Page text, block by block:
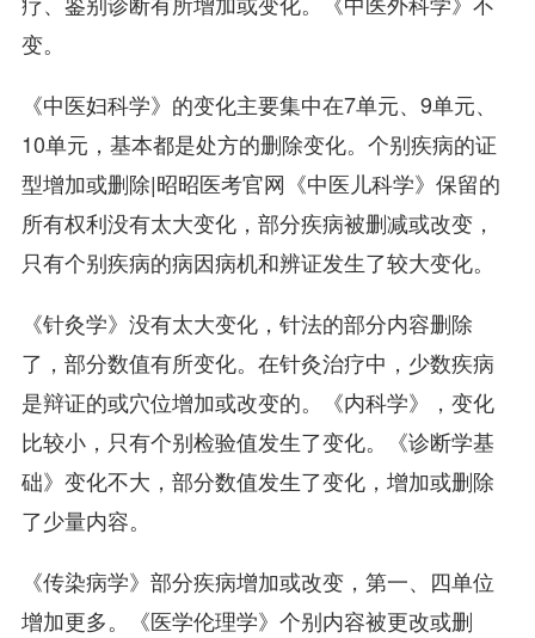
变。
《中医妇科学》的变化主要集中在7单元、9单元、
10单元，基本都是处方的删除变化。个别疾病的证
型增加或删除|昭昭医考官网《中医儿科学》保留的
所有权利没有太大变化，部分疾病被删减或改变，
只有个别疾病的病因病机和辨证发生了较大变化。
《针灸学》没有太大变化，针法的部分内容删除
了，部分数值有所变化。在针灸治疗中，少数疾病
是辩证的或穴位增加或改变的。《内科学》，变化
比较小，只有个别检验值发生了变化。《诊断学基
础》变化不大，部分数值发生了变化，增加或删除
了少量内容。
《传染病学》部分疾病增加或改变，第一、四单位
增加更多。《医学伦理学》个别内容被更改或删